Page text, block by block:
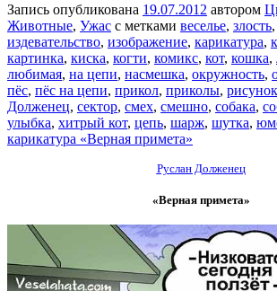
Запись опубликована 19.07.2012 автором
Животные, Ужас с метками веселье, злость,
издевательство, изображение, карикатура,
картинка, киска, когти, комикс, кот, кошка,
любимая, на цепи, насмешка, окружность,
пёс, пёс на цепи, прикол, приколы, рисунок
Долженец, сектор, смех, смешно, собака,
улыбка, хитрый кот, цепь, шарж, шутка,
карикатура «Верная примета»
Руслан Долженец
«Верная примета»